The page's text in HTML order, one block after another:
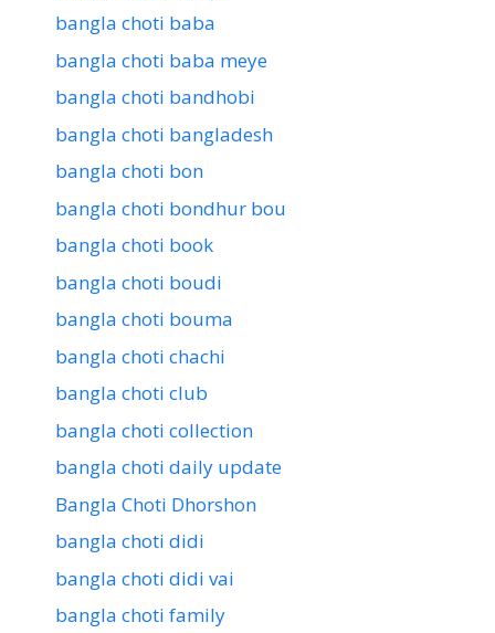
bangla choti baba
bangla choti baba meye
bangla choti bandhobi
bangla choti bangladesh
bangla choti bon
bangla choti bondhur bou
bangla choti book
bangla choti boudi
bangla choti bouma
bangla choti chachi
bangla choti club
bangla choti collection
bangla choti daily update
Bangla Choti Dhorshon
bangla choti didi
bangla choti didi vai
bangla choti family